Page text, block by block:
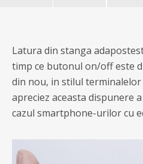
Latura din stanga
timp ce butonul on/off este
din nou, in stilul terminalelor
apreciez aceasta dispunere
cazul smartphone-urilor cu